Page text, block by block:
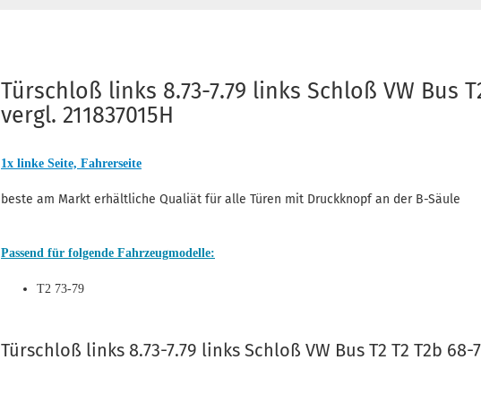
Türschloß links 8.73-7.79 links Schloß VW Bus
vergl. 211837015H
1x linke Seite, Fahrerseite
beste am Markt erhältliche Qualiät für alle Türen mit Druckknopf an der B-Säule
Passend für folgende Fahrzeugmodelle:
T2 73-79
Türschloß links 8.73-7.79 links Schloß VW Bus T2 T2 T2b 68-